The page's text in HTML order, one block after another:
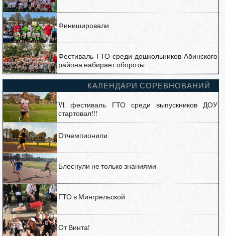
Финишировали
Фестиваль ГТО среди дошкольников Абинского
района набирает обороты
КАЛЕНДАРИ СОРЕВНОВАНИЙ
VI фестиваль ГТО среди выпускников ДОУ
стартовал!!!
Отчемпионили
Блеснули не только знаниями
ГТО в Мингрельской
От Винта!